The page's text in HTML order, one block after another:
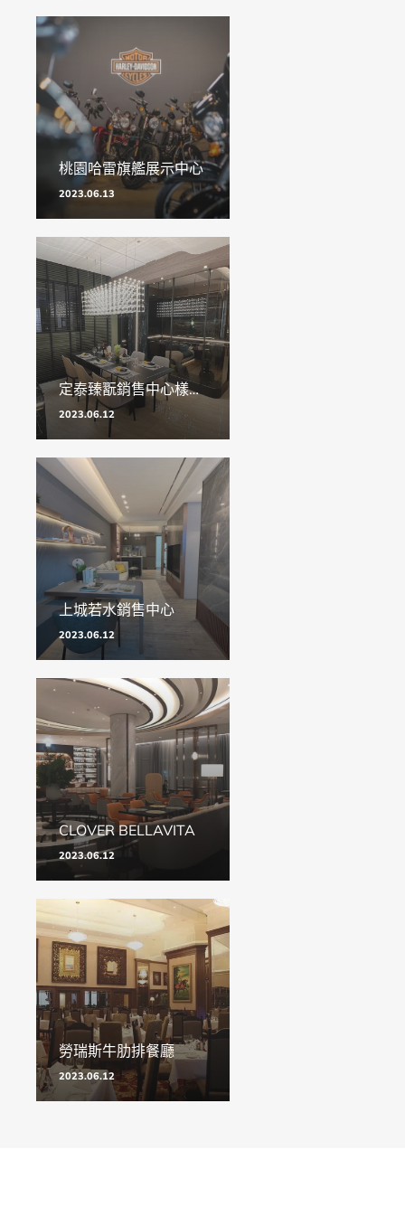
2023.06.13
桃園哈雷旗艦展示中心
2023.06.12
定泰臻翫銷售中心樣品屋
2023.06.12
上城若水銷售中心
2023.06.12
CLOVER BELLAVITA
2023.06.12
勞瑞斯牛肋排餐廳